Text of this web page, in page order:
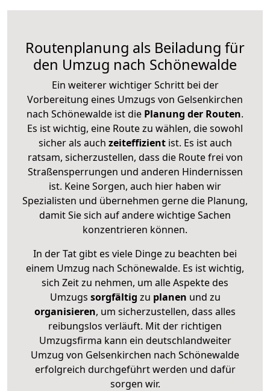
Routenplanung als Beiladung für
den Umzug nach Schönewalde
Ein weiterer wichtiger Schritt bei der
Vorbereitung eines Umzugs von Gelsenkirchen
nach Schönewalde ist die Planung der Routen.
Es ist wichtig, eine Route zu wählen, die sowohl
sicher als auch zeiteffizientist. Es ist auch
ratsam, sicherzustellen, dass die Route frei von
Straßensperrungen und anderen Hindernissen
ist. Keine Sorgen, auch hier haben wir
Spezialisten und übernehmen gerne die Planung,
damit Sie sich auf andere wichtige Sachen
konzentrieren können.
In der Tat gibt es viele Dinge zu beachten bei
einem Umzug nach Schönewalde. Es ist wichtig,
sich Zeit zu nehmen, um alle Aspekte des
Umzugs sorgfältig zu planen und zu
organisieren, um sicherzustellen, dass alles
reibungslos verläuft. Mit der richtigen
Umzugsfirma kann ein deutschlandweiter
Umzug von Gelsenkirchen nach Schönewalde
erfolgreich durchgeführt werden und dafür
sorgen wir.